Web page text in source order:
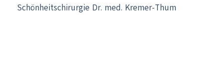
Schönheitschirurgie Dr. med. Kremer-Thum